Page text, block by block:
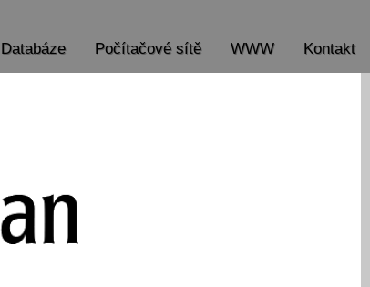
Databáze Počítačové sítě WWW Kontakt